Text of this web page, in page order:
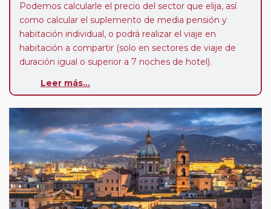
Podemos calcularle el precio del sector que elija, así
como calcular el suplemento de media pensión y
habitación individual, o podrá realizar el viaje en
habitación a compartir (solo en sectores de viaje de
duración igual o superior a 7 noches de hotel).
Paradas en Ruta:
su viaje, en la ciudad que desee por período de 1, 3, 4 o
7 noches según circuito y fechas de salida. Es
fundamental que el circuito tenga salida posterior a la
fecha escogida y permita la salida deseada. El
suplemento por parada efectuada es de 40 Euros/52
Dólares por persona. Si la parada se realiza para tomar
otro circuito del mismo proveedor no se abonará este
Leer más...